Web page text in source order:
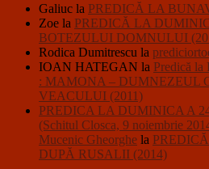
Galiuc la PREDICĂ LA
Zoe la PREDICĂ LA
BOTEZULUI DOMNULUI
Rodica Dumitrescu la
IOAN HATEGAN la Predică la
: MAMONA – DUMNEZEUL
VEACULUI (2011)
PREDICA LA DUMINICA A
(Schitul Closca, 9 noiembrie
Mucenic Gheorghe la
DUPĂ RUSALII (2014)